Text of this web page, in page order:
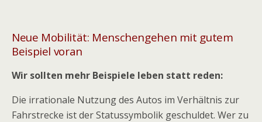
Neue Mobilität: Menschengehen mit gutem
Beispiel voran
Wir sollten mehr Beispiele leben statt reden:
Die irrationale Nutzung des Autos im Verhältnis zur
Fahrstrecke ist der Statussymbolik geschuldet. Wer zu